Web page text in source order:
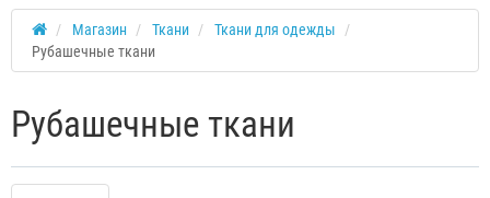
Магазин Ткани
Ткани для одежды
Рубашечные ткани
Рубашечные ткани